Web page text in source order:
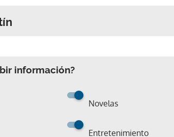
información?
Novelas
Entretenimiento